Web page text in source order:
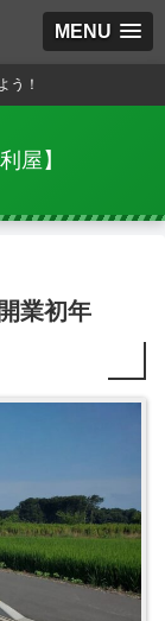
MENU
う！
屋】
業初年